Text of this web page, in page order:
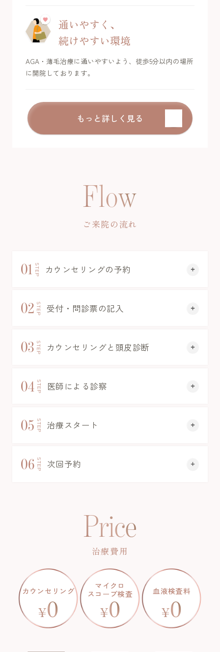
通いやすく、
続けやすい環境
AGA・薄毛治療に通いやすいよう、徒歩5分以内の場所
に開院しております。
もっと詳しく見る
Flow
ご来院の流れ
01 STEP カウンセリングの予約
02 STEP 受付・問診票の記入
03 STEP カウンセリングと頭皮診断
04 STEP 医師による診察
05 STEP 治療スタート
06 STEP 次回予約
Price
治療費用
カウンセリング
¥0
マイクロ
スコープ検査
¥0
血液検査料
¥0